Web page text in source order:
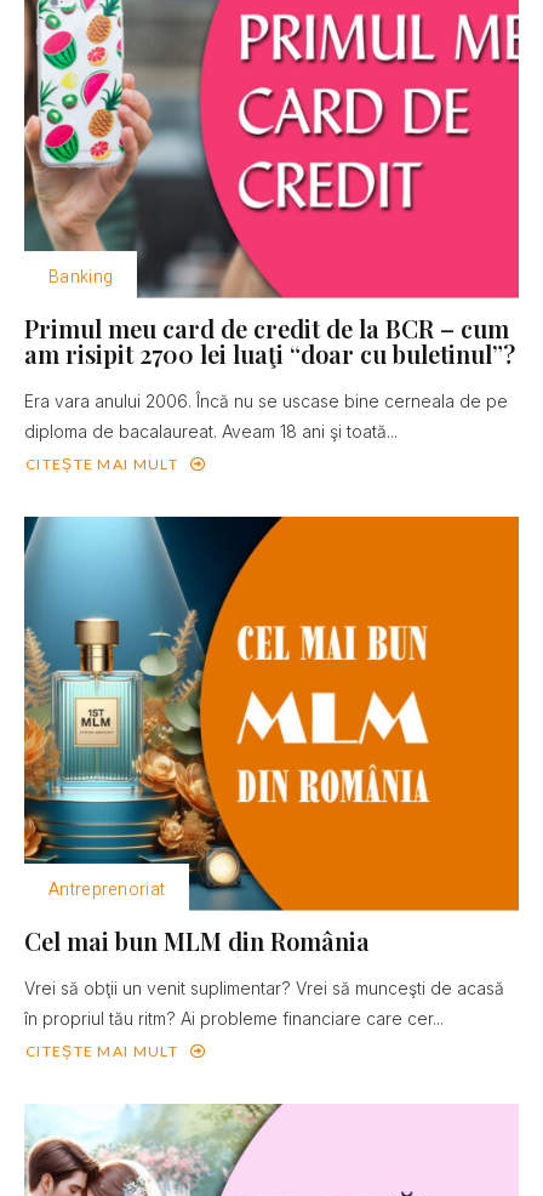
Banking
Primul meu card de credit de la BCR – cum
am risipit 2700 lei luaţi “doar cu buletinul”?
Era vara anului 2006. Încă nu se uscase bine cerneala de pe
diploma de bacalaureat. Aveam 18 ani şi toată...
CITEȘTE MAI MULT
Antreprenoriat
Cel mai bun MLM din România
Vrei să obţii un venit suplimentar? Vrei să munceşti de acasă
în propriul tău ritm? Ai probleme financiare care cer...
CITEȘTE MAI MULT